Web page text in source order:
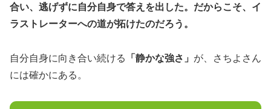
合い、逃げずに自分自身で答えを出した。だからこそ、イ
ラストレーターへの道が拓けたのだろう。
自分自身に向き合い続ける 「静かな強さ」 が、さちよさん
には確かにある。